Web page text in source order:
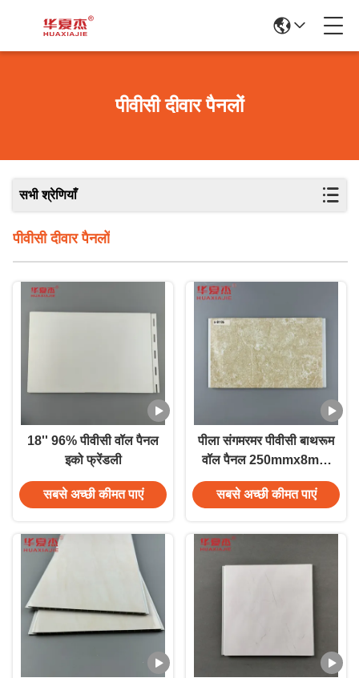
पीवीसी दीवार पैनलों
सभी श्रेणियाँ
पीवीसी दीवार पैनलों
18'' 96% पीवीसी वॉल पैनल
इको फ्रेंडली
सबसे अच्छी कीमत पाएं
पीला संगमरमर पीवीसी बाथरूम
वॉल पैनल 250mmx8mm
आसान स्थापना सजावट
सबसे अच्छी कीमत पाएं